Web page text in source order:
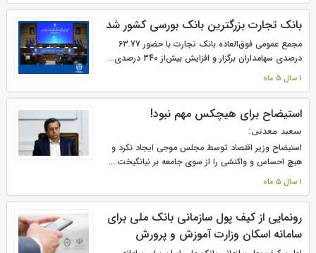
بانک تجارت بزرگترین بانک بورسی کشور شد
مجمع عمومی فوق‌العاده بانک تجارت با حضور 63.77
درصدی سهامداران برگزار و افزایش بیش‌از 340 درصدی...
1 سال 5 ماه
استيضاح برای هیچکس مهم نبود!
سعید معدنی:
استیضاح وزیر اقتصاد توسط مجلس موجی ایجاد نکرد و
هیچ احساس و واکنشی را از سوی جامعه بر نیانگیخت....
1 سال 5 ماه
رونمایی از کیف پول سازمانی بانک ملی برای
سامانه اسکان وزارت آموزش و پرورش